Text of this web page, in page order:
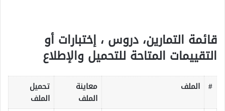
قائمة التمارين، دروس ، إختبارات أو
التقييمات المتاحة للتحميل والإطلاع
# الملف
معاينة
الملف
تحميل
الملف